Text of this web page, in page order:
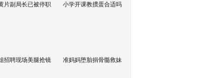
片副局长已被停职 小学开课教掼蛋合适吗
招聘现场美腿抢镜 准妈妈堕胎捐骨髓救妹